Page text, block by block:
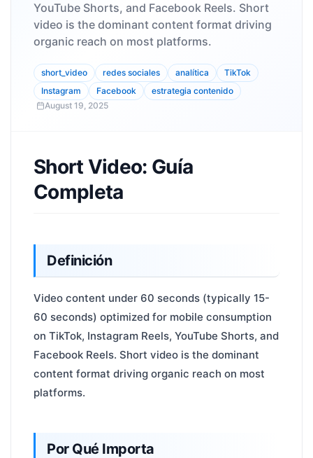
YouTube Shorts, and Facebook Reels. Short
video is the dominant content format driving
organic reach on most platforms.
short_video redes sociales analítica
TikTok
Instagram
Facebook
estrategia contenido
August 19, 2025
Short Video: Guía
Completa
Definición
Video content under 60 seconds (typically 15-
60 seconds) optimized for mobile consumption
on TikTok, Instagram Reels, YouTube Shorts, and
Facebook Reels. Short video is the dominant
content format driving organic reach on most
platforms.
Por Qué Importa